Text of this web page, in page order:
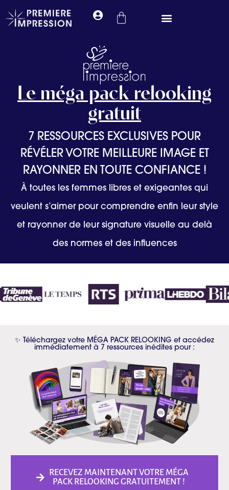
Le méga pack relooking
gratuit
7 RESSOURCES EXCLUSIVES POUR
RÉVÉLER VOTRE MEILLEURE IMAGE ET
RAYONNER EN TOUTE CONFIANCE !
À toutes les femmes libres et exigeantes qui
veulent s’aimer pour comprendre enfin leur style
et rayonner de leur signature visuelle au delà
des normes et des influences
✨ Téléchargez votre MÉGA PACK RELOOKING et accédez
immédiatement à 7 ressources inédites pour :
RECEVEZ MAINTENANT VOTRE MÉGA
PACK RELOOKING GRATUITEMENT !